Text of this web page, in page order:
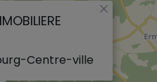
Centre-ville
×